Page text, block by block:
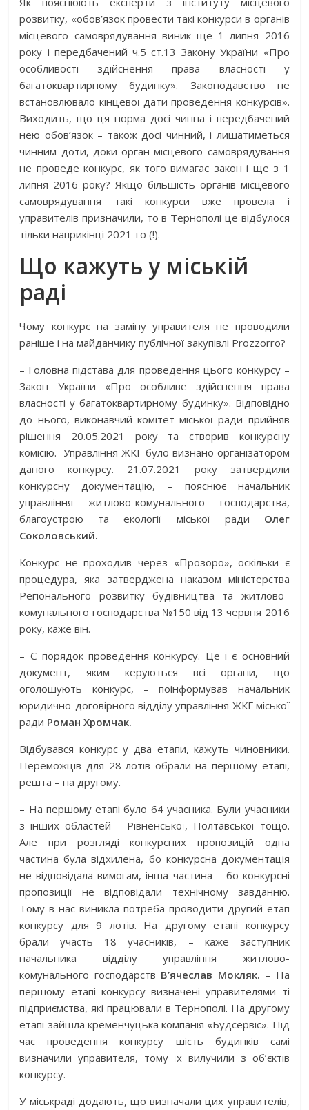
розвитку, «обов’язок провести такі конкурси в органів
місцевого самоврядування виник ще 1 липня 2016
року і передбачений ч.5 ст.13 Закону України «Про
особливості здійснення права власності у
багатоквартирному будинку». Законодавство не
встановлювало кінцевої дати проведення конкурсів».
Виходить, що ця норма досі чинна і передбачений
нею обов’язок – також досі чинний, і лишатиметься
чинним доти, доки орган місцевого самоврядування
не проведе конкурс, як того вимагає закон і ще з 1
липня 2016 року? Якщо більшість органів місцевого
самоврядування такі конкурси вже провела і
управителів призначили, то в Тернополі це відбулося
тільки наприкінці 2021-го (!).
Що кажуть у міській
раді
Чому конкурс на заміну управителя не проводили
раніше і на майданчику публічної закупівлі Prozzorro?
– Головна підстава для проведення цього конкурсу –
Закон України «Про особливе здійснення права
власності у багатоквартирному будинку». Відповідно
до нього, виконавчий комітет міської ради прийняв
рішення 20.05.2021 року та створив конкурсну
комісію. Управління ЖКГ було визнано організатором
даного конкурсу. 21.07.2021 року затвердили
конкурсну документацію, – пояснює начальник
управління житлово-комунального господарства,
благоустрою та екології міської ради Олег
Соколовський.
Конкурс не проходив через «Прозоро», оскільки є
процедура, яка затверджена наказом міністерства
Регіонального розвитку будівництва та житлово–
комунального господарства №150 від 13 червня 2016
року, каже він.
– Є порядок проведення конкурсу. Це і є основний
документ, яким керуються всі органи, що
оголошують конкурс, – поінформував начальник
юридично-договірного відділу управління ЖКГ міської
ради Роман Хромчак.
Відбувався конкурс у два етапи, кажуть чиновники.
Переможців для 28 лотів обрали на першому етапі,
решта – на другому.
– На першому етапі було 64 учасника. Були учасники
з інших областей – Рівненської, Полтавської тощо.
Але при розгляді конкурсних пропозицій одна
частина була відхилена, бо конкурсна документація
не відповідала вимогам, інша частина – бо конкурсні
пропозиції не відповідали технічному завданню.
Тому в нас виникла потреба проводити другий етап
конкурсу для 9 лотів. На другому етапі конкурсу
брали участь 18 учасників, – каже заступник
начальника відділу управління житлово-
комунального господарств В’ячеслав Мокляк. – На
першому етапі конкурсу визначені управителями ті
підприємства, які працювали в Тернополі. На другому
етапі зайшла кременчуцька компанія «Будсервіс». Під
час проведення конкурсу шість будинків самі
визначили управителя, тому їх вилучили з об’єктів
конкурсу.
У міськраді додають, що визначали цих управителів,